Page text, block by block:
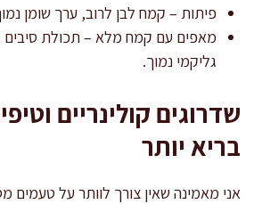
פיתות – קמח לבן לרוב, ערך שומן
מאפים עם קמח מלא – תכולת סיבים
גליקמי נמוך.
שדרוגים קולינריים
בריא יותר
אני מאמינה שאין צורך לוותר על טעמים